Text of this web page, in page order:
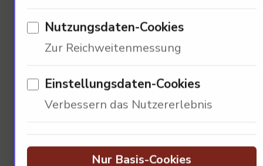
Der Dacia Bigster zeigt eine positive[…]
Nachfrage. Die Käufer sind bereit, für
Nutzungsdaten-Cookies
Zur Reichweitenmessung
Einstellungsdaten-Cookies
Verbessern das Nutzererlebnis
Nur Basis-Cookies